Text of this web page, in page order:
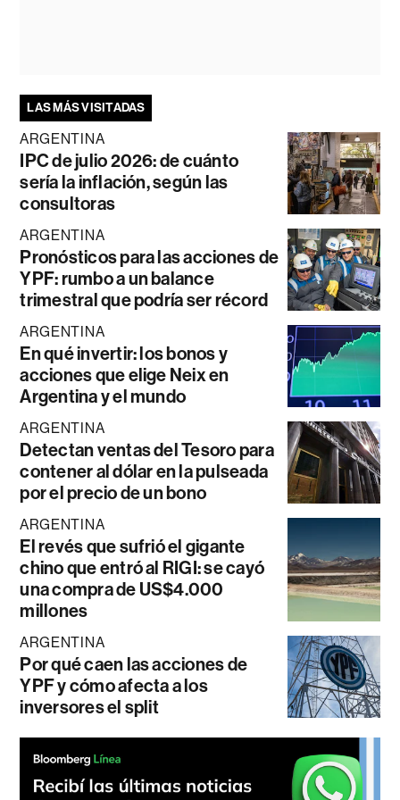
LAS MÁS VISITADAS
ARGENTINA
IPC de julio 2026: de cuánto
sería la inflación, según las
consultoras
ARGENTINA
Pronósticos para las acciones de
YPF: rumbo a un balance
trimestral que podría ser récord
ARGENTINA
En qué invertir: los bonos y
acciones que elige Neix en
Argentina y el mundo
ARGENTINA
Detectan ventas del Tesoro para
contener al dólar en la pulseada
por el precio de un bono
ARGENTINA
El revés que sufrió el gigante
chino que entró al RIGI: se cayó
una compra de US$4.000
millones
ARGENTINA
Por qué caen las acciones de
YPF y cómo afecta a los
inversores el split